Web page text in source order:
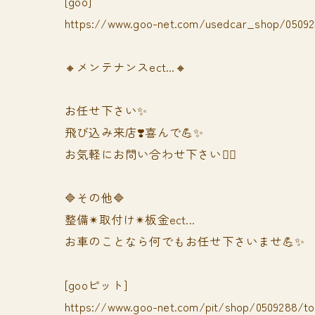
https://www.goo-net.com/usedcar_shop/
🔸メンテナンスect...🔸
お任せ下さい✨
飛び込み来店❣️喜んで💪✨
お気軽にお問い合わせ下さい🙆‍♀️
🔷その他🔷
整備✴︎取付け✴︎板金ect...
お車のことなら何でもお任せ下さいませ💪✨
[gooピット]
https://www.goo-net.com/pit/shop/0509288/